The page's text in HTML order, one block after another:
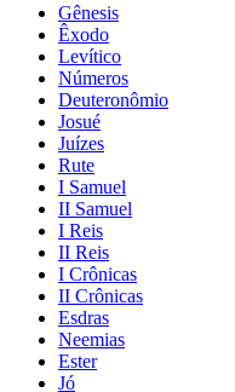
Gênesis
Êxodo
Levítico
Números
Deuteronômio
Josué
Juízes
Rute
I Samuel
II Samuel
I Reis
II Reis
I Crônicas
II Crônicas
Esdras
Neemias
Ester
Jó